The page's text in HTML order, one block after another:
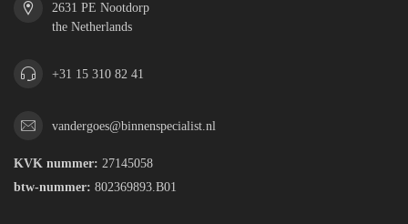
2631 PE Nootdorp
the Netherlands
+31 15 310 82 41
vandergoes@binnenspecialist.nl
KVK nummer: 27145058
btw-nummer: 802369893.B01